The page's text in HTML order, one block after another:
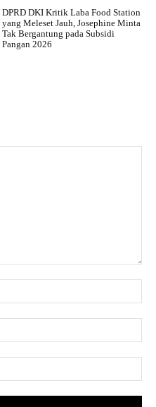
DPRD DKI Kritik Laba Food Station
yang Meleset Jauh, Josephine Minta
Tak Bergantung pada Subsidi
Pangan 2026